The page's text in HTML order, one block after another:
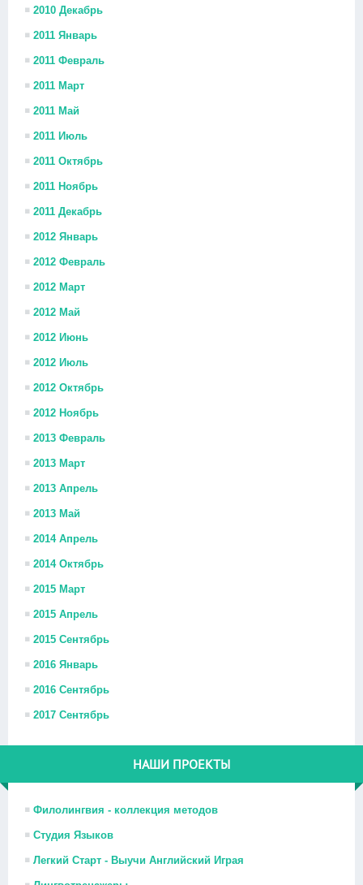
2010 Декабрь
2011 Январь
2011 Февраль
2011 Март
2011 Май
2011 Июль
2011 Октябрь
2011 Ноябрь
2011 Декабрь
2012 Январь
2012 Февраль
2012 Март
2012 Май
2012 Июнь
2012 Июль
2012 Октябрь
2012 Ноябрь
2013 Февраль
2013 Март
2013 Апрель
2013 Май
2014 Апрель
2014 Октябрь
2015 Март
2015 Апрель
2015 Сентябрь
2016 Январь
2016 Сентябрь
2017 Сентябрь
НАШИ ПРОЕКТЫ
Филолингвия - коллекция методов
Студия Языков
Легкий Старт - Выучи Английский Играя